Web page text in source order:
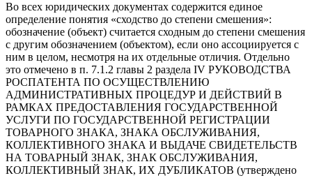
Во всех юридических документах содержится единое
определение понятия «сходство до степени смешения»:
обозначение (объект) считается сходным до степени смешения
с другим обозначением (объектом), если оно ассоциируется с
ним в целом, несмотря на их отдельные отличия. Отдельно
это отмечено в п. 7.1.2 главы 2 раздела IV РУКОВОДСТВА
РОСПАТЕНТА ПО ОСУЩЕСТВЛЕНИЮ
АДМИНИСТРАТИВНЫХ ПРОЦЕДУР И ДЕЙСТВИЙ В
РАМКАХ ПРЕДОСТАВЛЕНИЯ ГОСУДАРСТВЕННОЙ
УСЛУГИ ПО ГОСУДАРСТВЕННОЙ РЕГИСТРАЦИИ
ТОВАРНОГО ЗНАКА, ЗНАКА ОБСЛУЖИВАНИЯ,
КОЛЛЕКТИВНОГО ЗНАКА И ВЫДАЧЕ СВИДЕТЕЛЬСТВ
НА ТОВАРНЫЙ ЗНАК, ЗНАК ОБСЛУЖИВАНИЯ,
КОЛЛЕКТИВНЫЙ ЗНАК, ИХ ДУБЛИКАТОВ (утверждено